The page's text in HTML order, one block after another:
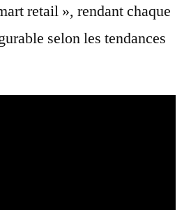
retail », rendant chaque
selon les tendances